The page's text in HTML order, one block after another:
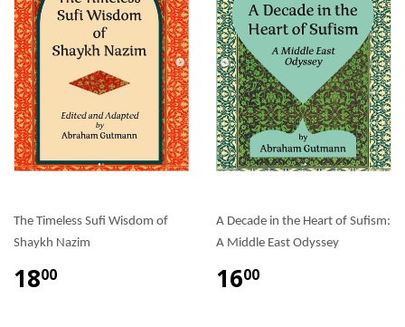
The Timeless Sufi Wisdom of
Shaykh Nazim
1800
A Decade in the Heart of Sufism:
A Middle East Odyssey
1600